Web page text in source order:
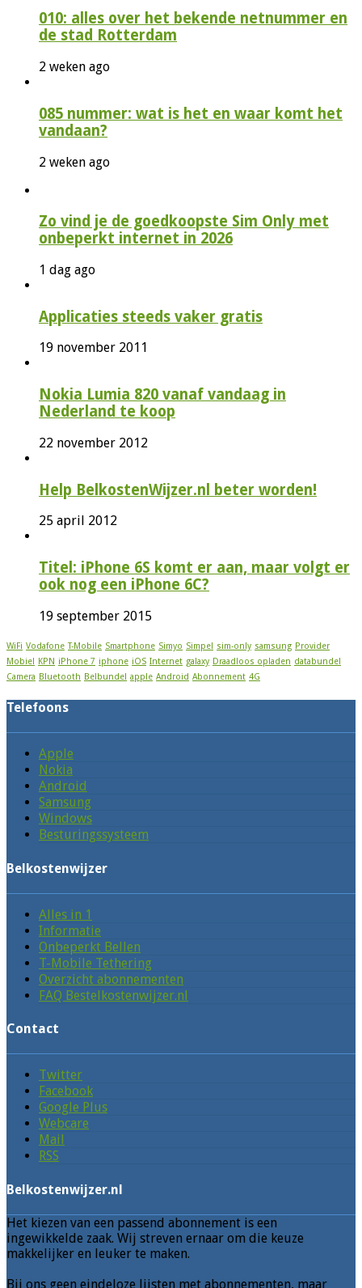
010: alles over het bekende netnummer en
de stad Rotterdam
2 weken ago
085 nummer: wat is het en waar komt het
vandaan?
2 weken ago
Zo vind je de goedkoopste Sim Only met
onbeperkt internet in 2026
1 dag ago
Applicaties steeds vaker gratis
19 november 2011
Nokia Lumia 820 vanaf vandaag in
Nederland te koop
22 november 2012
Help BelkostenWijzer.nl beter worden!
25 april 2012
Titel: iPhone 6S komt er aan, maar volgt er
ook nog een iPhone 6C?
19 september 2015
WiFi Vodafone T-Mobile Smartphone Simyo Simpel sim-only samsung Provider
Mobiel KPN iPhone 7 iphone iOS Internet galaxy Draadloos opladen databundel
Camera Bluetooth Belbundel apple Android Abonnement 4G
Telefoons
Apple
Nokia
Android
Samsung
Windows
Besturingssysteem
Belkostenwijzer
Alles in 1
Informatie
Onbeperkt Bellen
T-Mobile Tethering
Overzicht abonnementen
FAQ Bestelkostenwijzer.nl
Contact
Twitter
Facebook
Google Plus
Webcare
Mail
RSS
Belkostenwijzer.nl
Het kiezen van een passend abonnement is een
ingewikkelde zaak. Wij streven ernaar om die keuze
makkelijker en leuker te maken.
Bij ons geen eindeloze lijsten met abonnementen, maar